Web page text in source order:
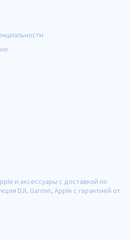
и аксессуары с доставкой по
DJI, Garmin, Apple с гарантией от